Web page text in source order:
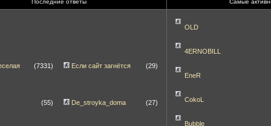
Последние ответы Самые
(7331) Если сайт загнётся (29)
(55) De_stroyka_doma (27)
OLD
4ERNOBILL
EneR
CokoL
Bubble